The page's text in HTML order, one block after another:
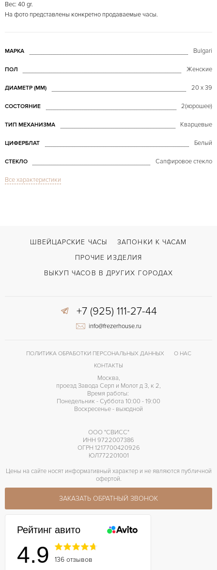
Вес: 40 gr.
На фото представлены конкретно продаваемые часы.
МАРКА Bulgari
ПОЛ Женские
ДИАМЕТР (MM) 20 x 39
СОСТОЯНИЕ 2(хорошее)
ТИП МЕХАНИЗМА Кварцевые
ЦИФЕРБЛАТ Белый
СТЕКЛО Сапфировое стекло
МОДЕЛЬ
Отделка драгоценными камнями
Все характеристики
ШВЕЙЦАРСКИЕ ЧАСЫ
ЗАПОНКИ К ЧАСАМ
ПРОЧИЕ ИЗДЕЛИЯ
ВЫКУП ЧАСОВ В ДРУГИХ ГОРОДАХ
+7 (925) 111-27-44
info@frezerhouse.ru
ПОЛИТИКА ОБРАБОТКИ ПЕРСОНАЛЬНЫХ ДАННЫХ
О НАС
КОНТАКТЫ
Москва,
проезд Завода Серп и Молот д 3, к 2,
Время работы:
Понедельник - Суббота 10:00 - 19:00
Воскресенье - выходной
ООО "СВИСС"
ИНН 9722007386
ОГРН 1217700420926
ЮЛ772201001
Цены на сайте носят информативный характер и не являются публичной
офертой.
ЗАКАЗАТЬ ОБРАТНЫЙ ЗВОНОК
Рейтинг авито
4.9 136 отзывов